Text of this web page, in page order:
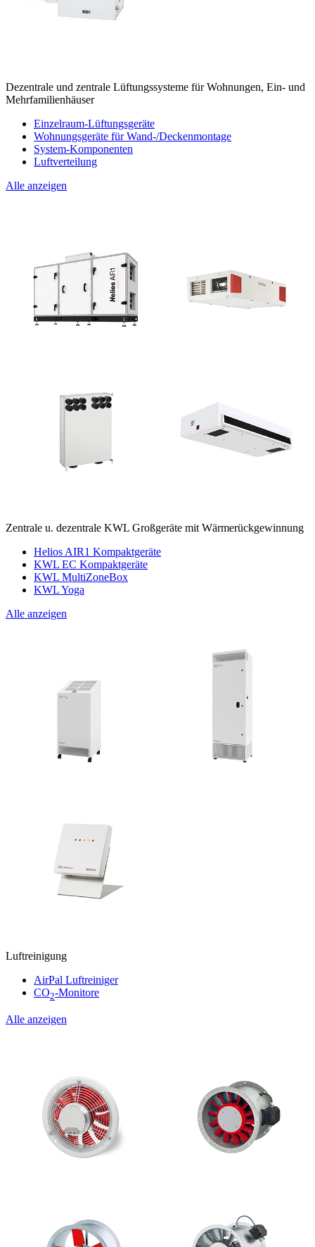
Dezentrale und zentrale Lüftungssysteme für Wohnungen, Ein- und
Mehrfamilienhäuser
Einzelraum-Lüftungsgeräte
Wohnungsgeräte für Wand-/Deckenmontage
System-Komponenten
Luftverteilung
Alle anzeigen
Zentrale u. dezentrale KWL Großgeräte mit Wärmerückgewinnung
Helios AIR1 Kompaktgeräte
KWL EC Kompaktgeräte
KWL MultiZoneBox
KWL Yoga
Alle anzeigen
Luftreinigung
AirPal Luftreiniger
CO2-Monitore
Alle anzeigen